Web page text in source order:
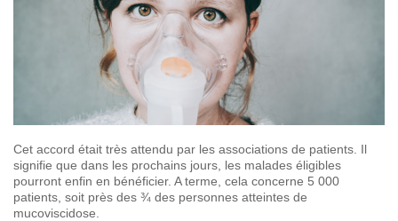
DE COMBAT
Cet accord était très attendu par les associations de patients. Il
signifie que dans les prochains jours, les malades éligibles
pourront enfin en bénéficier. A terme, cela concerne 5 000
patients, soit près des ¾ des personnes atteintes de
mucoviscidose.